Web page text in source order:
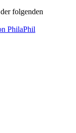
folgenden
PhilaPhil